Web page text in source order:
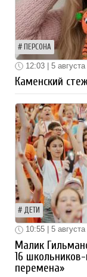
ПЕРСОНА
12:03 | 5 августа
Каменский
ДЕТИ
10:55 | 5 августа
Малик
16
перемена»